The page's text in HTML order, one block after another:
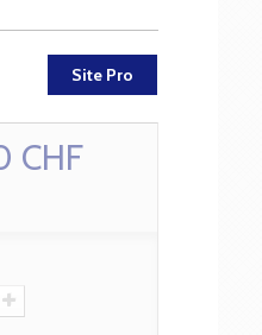
Site Pro
CHF